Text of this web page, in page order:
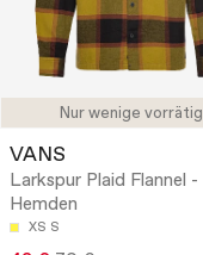
Nur wenige vorrätig
VANS
Larkspur Plaid Flannel -
Hemden
XS S